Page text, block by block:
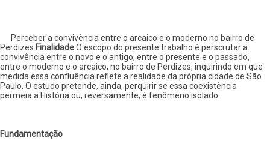
Perceber a convivência entre o arcaico e o moderno no bairro de
Perdizes. FinalidadeO escopo do presente trabalho é perscrutar a
convivência entre o novo e o antigo, entre o presente e o passado,
entre o moderno e o arcaico, no bairro de Perdizes, inquirindo em que
medida essa confluência reflete a realidade da própria cidade de São
Paulo. O estudo pretende, ainda, perquirir se essa coexistência
permeia a História ou, reversamente, é fenômeno isolado.
Fundamentação